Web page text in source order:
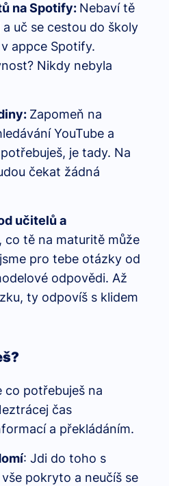
na Spotify: Nebaví tě
a uč se cestou do školy
appce Spotify.
Nikdy nebyla
Zapomeň na
YouTube a
je tady. Na
čekat žádná
učitelů a
co tě na maturitě může
pro tebe otázky od
odpovědi. Až
ty odpovíš s klidem
co potřebuješ na
čas
a překládáním.
: Jdi do toho s
pokryto a neučíš se